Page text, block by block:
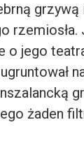
rzemiosła.
o jego
żaden